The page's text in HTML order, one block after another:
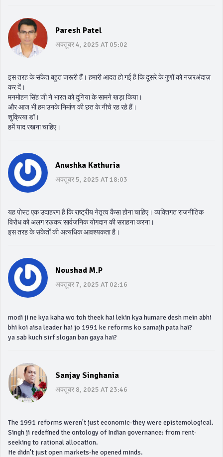
Paresh Patel
अक्तूबर 4, 2025 AT 05:02
इस तरह के संकेत बहुत जरूरी हैं। हमारी आदत हो गई है कि दूसरे के गुणों को नज़रअंदाज़
कर दें।
मनमोहन सिंह जी ने भारत को दुनिया के सामने खड़ा किया।
और आज भी हम उनके निर्माण की छत के नीचे रह रहे हैं।
शुक्रिया डॉ।
हमें याद रखना चाहिए।
Anushka Kathuria
अक्तूबर 5, 2025 AT 18:03
यह पोस्ट एक उदाहरण है कि राष्ट्रीय नेतृत्व कैसा होना चाहिए। व्यक्तिगत राजनीतिक
विरोध को अलग रखकर सार्वजनिक योगदान की सराहना करना।
इस तरह के संकेतों की अत्यधिक आवश्यकता है।
Noushad M.P
अक्तूबर 7, 2025 AT 02:16
modi ji ne kya kaha wo toh theek hai lekin kya humare desh mein abhi
bhi koi aisa leader hai jo 1991 ke reforms ko samajh pata hai?
ya sab kuch sirf slogan ban gaya hai?
Sanjay Singhania
अक्तूबर 8, 2025 AT 23:46
The 1991 reforms weren't just economic-they were epistemological.
Singh ji redefined the ontology of Indian governance: from rent-
seeking to rational allocation.
He didn't just open markets-he opened minds.